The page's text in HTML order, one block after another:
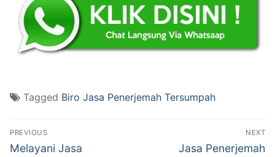
Tagged Biro Jasa Penerjemah Tersumpah
Post
navigation
PREVIOUS
Previous
Melayani Jasa
NEXT
Next
Jasa Penerjemah